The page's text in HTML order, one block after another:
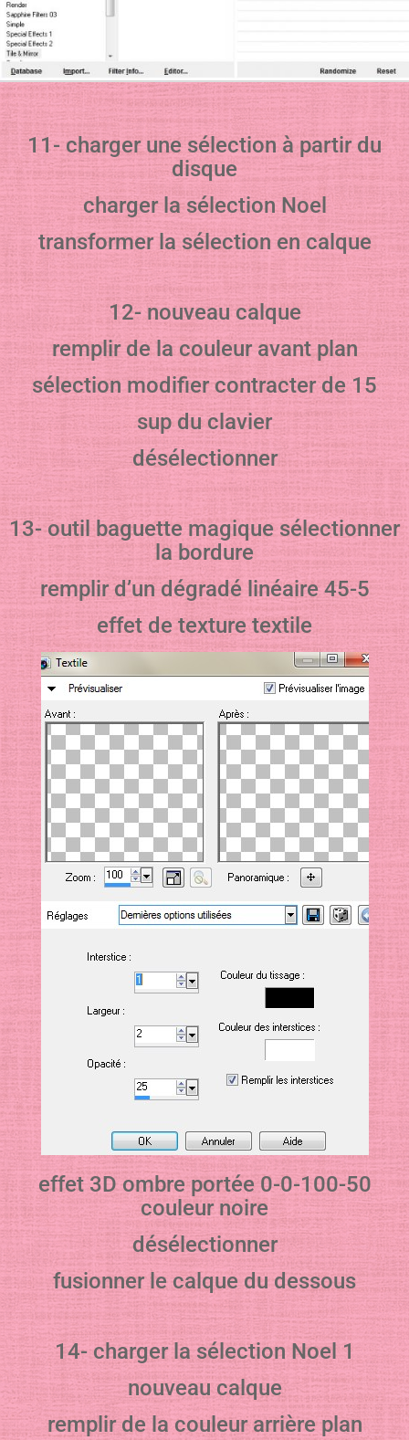
11- charger une sélection à partir du
disque
charger la sélection Noel
transformer la sélection en calque
12- nouveau calque
remplir de la couleur avant plan
sélection modifier contracter de 15
sup du clavier
désélectionner
13- outil baguette magique sélectionner
la bordure
remplir d’un dégradé linéaire 45-5
effet de texture textile
effet 3D ombre portée 0-0-100-50
couleur noire
désélectionner
fusionner le calque du dessous
14- charger la sélection Noel 1
nouveau calque
remplir de la couleur arrière plan